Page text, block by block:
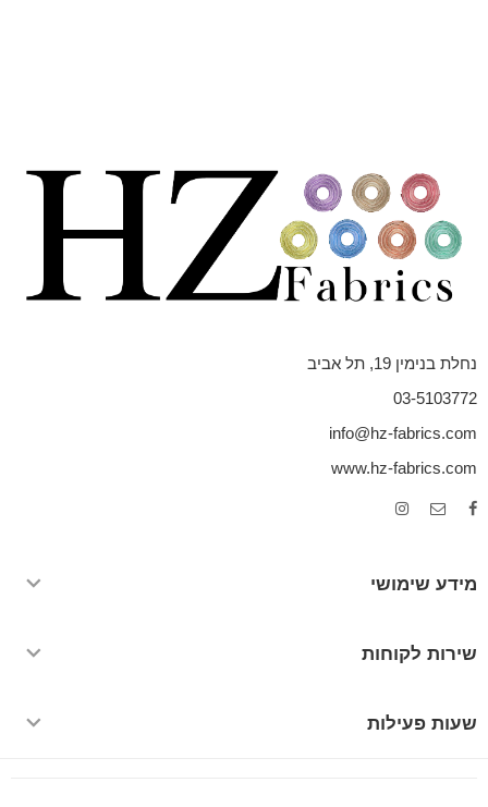
נחלת בנימין 19, תל אביב
03-5103772
info@hz-fabrics.com
www.hz-fabrics.com
מידע שימושי
שירות לקוחות
שעות פעילות